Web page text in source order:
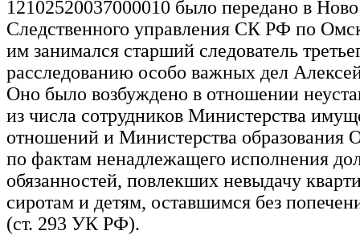
12102520037000010 было передано в
Следственного управления СК РФ по
им занимался старший следователь
расследованию особо важных дел
Оно было возбуждено в отношении
из числа сотрудников Министерства
отношений и Министерства образования
по фактам ненадлежащего исполнения
обязанностей, повлекших невыдачу
сиротам и детям, оставшимся без
(ст. 293 УК РФ).